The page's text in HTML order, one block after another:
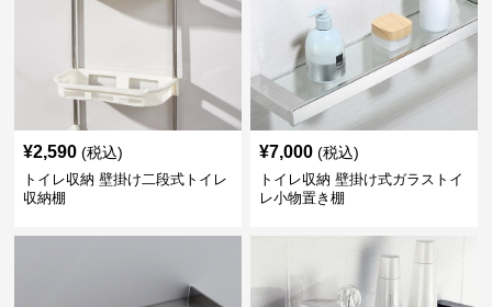
¥2,590 (税込)
トイレ収納 壁掛け二段式トイレ
収納棚
¥7,000 (税込)
トイレ収納 壁掛け式ガラストイ
レ小物置き棚